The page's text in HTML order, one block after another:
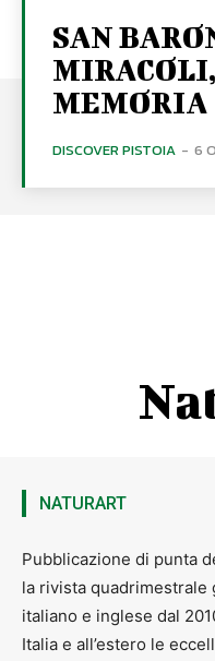
SAN
MEMORIA
DISCOVER PISTOIA - 6
NATURART
Pubblicazione di punta
la rivista quadrimestrale
italiano e inglese dal
Italia e all’estero le